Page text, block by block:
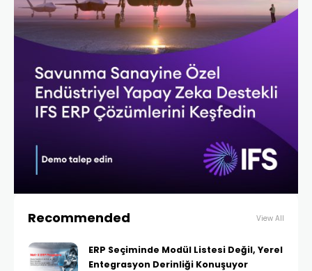
Recommended View All
ERP Seçiminde Modül Listesi Değil, Yerel
Entegrasyon Derinliği Konuşuyor